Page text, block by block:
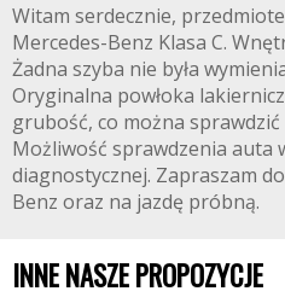
Witam serdecznie,
Mercedes-Benz Klasa C.
Żadna szyba nie była
Oryginalna powłoka
grubość, co można
Możliwość sprawdzenia auta
diagnostycznej. Zapraszam
Benz oraz na jazdę próbną.
INNE NASZE PROPOZYCJE